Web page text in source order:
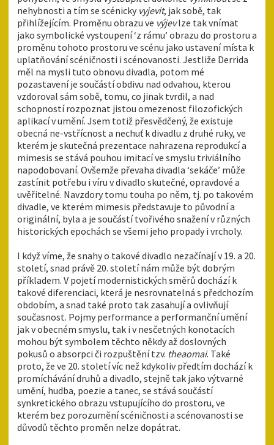
nehybnosti a tím se scénicky vyjevit, jak sobě, tak
přihlížejícím. Proměnu obrazu ve výjevlze tak vnímat
jako symbolické vystoupení ‘z rámu’ obrazu do prostoru a
proměnu tohoto prostoru ve scénu jako ustavení místa k
uplatňování scéničnosti i scénovanosti. Jestliže Derrida
měl na mysli tuto obnovu divadla, potom mé
pozastavení je součástí obdivu nad odvahou, kterou
vzdoroval sám sobě, tomu, co jinak tvrdil, a nad
schopností rozpoznat jistou omezenost filozofických
aplikací v umění. Jsem totiž přesvědčený, že existuje
obecná ne-vstřícnost a nechuť k divadlu z druhé ruky, ve
kterém je skutečná prezentace nahrazena reprodukcí a
mimesis se stává pouhou imitací ve smyslu triviálního
napodobovaní. Ovšemže převaha divadla ‘sekáče’ může
zastínit potřebu i víru v divadlo skutečné, opravdové a
uvěřitelné. Navzdory tomu touha po něm, tj. po takovém
divadle, ve kterém mimesis představuje to původní a
originální, byla a je součástí tvořivého snažení v různých
historických epochách se všemi jeho propady i vrcholy.
I když víme, že snahy o takové divadlo nezačínají v 19. a 20.
století, snad právě 20. století nám může být dobrým
příkladem. V pojetí modernistických směrů dochází k
takové diferenciaci, která je nesrovnatelná s předchozím
obdobím, a snad také proto tak zasahují a ovlivňují
současnost. Pojmy performance a performanční umění
jak v obecném smyslu, tak i v nesčetných konotacích
mohou být symbolem těchto někdy až doslovných
pokusů o absorpci či rozpuštění tzv. theaomai. Také
proto, že ve 20. století víc než kdykoliv předtím dochází k
promíchávání druhů a divadlo, stejně tak jako výtvarné
umění, hudba, poezie a tanec, se stává součástí
synkretického obrazu vstupujícího do prostoru, ve
kterém bez porozumění scéničnosti a scénovanosti se
důvodů těchto proměn nelze dopátrat.